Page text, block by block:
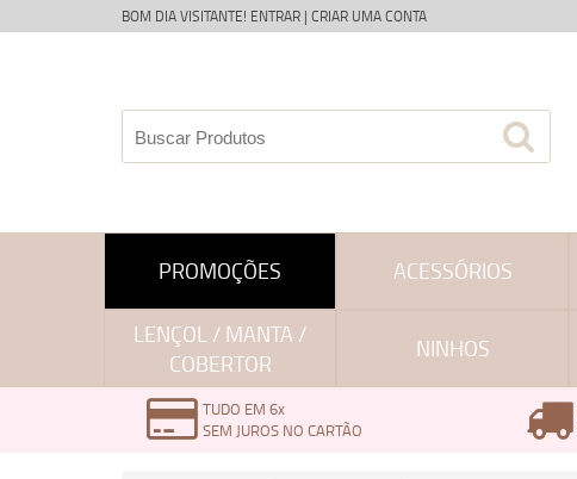
BOM DIA VISITANTE! ENTRAR | CRIAR UMA CONTA
PROMOÇÕES ACESSÓRIOS
LENÇOL / MANTA /
COBERTOR
NINHOS
TUDO EM 6x
SEM JUROS NO CARTÃO